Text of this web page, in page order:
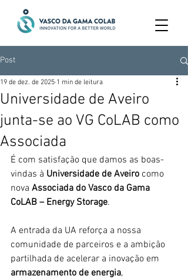
Post
Universidade de Aveiro
junta-se ao VG CoLAB como
Associada
19 de dez. de 2025 1 min de leitura
É com satisfação que damos as boas-
vindas à Universidade de Aveiro como
nova Associada do Vasco da Gama
CoLAB – Energy Storage.
A entrada da UA reforça a nossa
comunidade de parceiros e a ambição
partilhada de acelerar a inovação em
armazenamento de energia,